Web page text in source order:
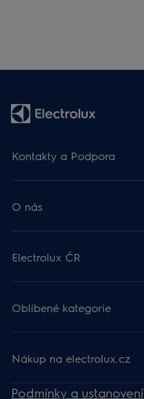
Kontakty a Podpora
O nás
Electrolux ČR
Oblíbené kategorie
Nákup na electrolux.cz
Podmínky a ustanovení